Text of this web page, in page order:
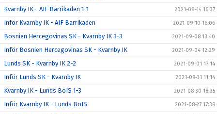
Kvarnby IK - AIF Barrikaden 1-1 2021-09-14 16:37
Inför Kvarnby IK - AIF Barrikaden 2021-09-10 16:06
Bosnien Hercegovinas SK - Kvarnby IK 3-3 2021-09-08 13:40
Inför Bosnien Hercegovinas SK - Kvarnby IK 2021-09-04 12:29
Lunds SK - Kvarnby IK 2-2 2021-09-01 17:14
Inför Lunds SK - Kvarnby IK 2021-08-31 11:14
Kvarnby IK - Lunds BoIS 1-3 2021-08-30 18:35
Inför Kvarnby IK - Lunds BoIS 2021-08-27 17:38